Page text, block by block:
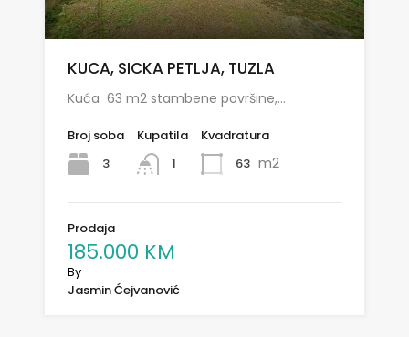
KUCA, SICKA PETLJA, TUZLA
Kuća 63 m2 stambene površine,…
Broj soba
3
Kupatila
1
Kvadratura
63 m2
Prodaja
185.000 KM
By
Jasmin Ćejvanović